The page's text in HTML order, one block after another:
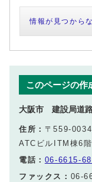
情報が見つから
このページの作
大阪市 建設局道
住所： 〒559-
ATCビルITM棟6階
電話： 06-6615-
ファックス： 06-